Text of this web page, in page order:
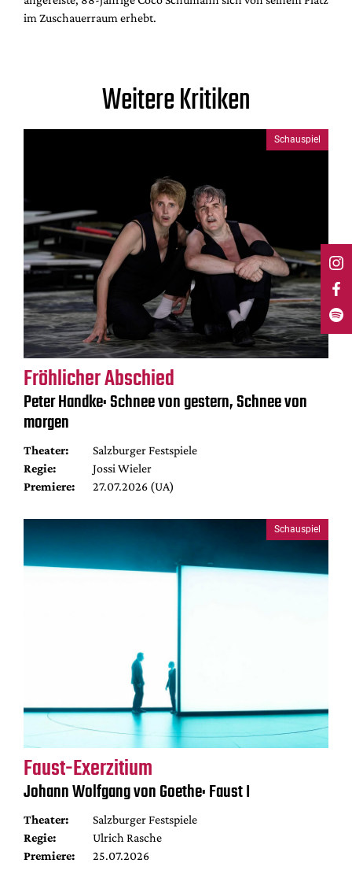
im Zuschauerraum erhebt.
Weitere Kritiken
Schauspiel
Fröhlicher Abschied
Peter Handke: Schnee von gestern, Schnee von
morgen
Theater:
Salzburger Festspiele
Regie:
Jossi Wieler
Premiere:
27.07.2026 (UA)
Schauspiel
Faust-Exerzitium
Johann Wolfgang von Goethe: Faust I
Theater:
Salzburger Festspiele
Regie:
Ulrich Rasche
Premiere:
25.07.2026